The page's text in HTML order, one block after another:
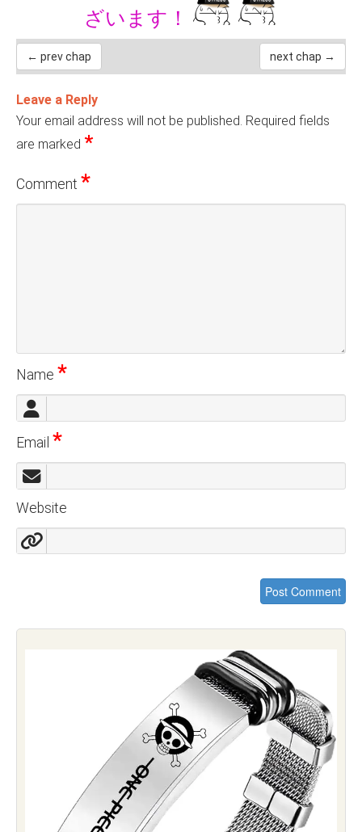
ざいます！
← prev chap next chap →
Leave a Reply
Your email address will not be published. Required fields
are marked *
Comment *
Name *
Email *
Website